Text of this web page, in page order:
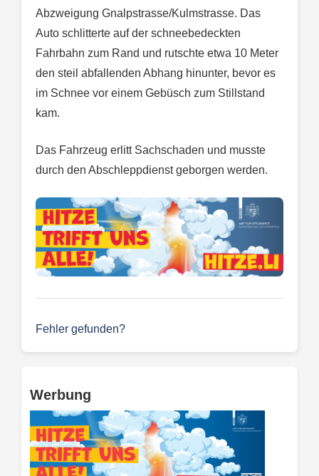
Abzweigung Gnalpstrasse/Kulmstrasse. Das
Auto schlitterte auf der schneebedeckten
Fahrbahn zum Rand und rutschte etwa 10 Meter
den steil abfallenden Abhang hinunter, bevor es
im Schnee vor einem Gebüsch zum Stillstand
kam.
Das Fahrzeug erlitt Sachschaden und musste
durch den Abschleppdienst geborgen werden.
Fehler gefunden?
Werbung